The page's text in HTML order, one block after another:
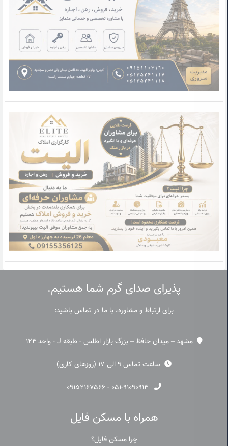
پذیرای صدای گرم شما هستیم.
برای ارتباط و مشاوره، با ما در تماس باشید:
مشهد – میدان حافظ – بزرگ بازار اطلس - طبقه J - واحد 124
ساعت تماس 9 الی 17 (روزهای کاری)
۰۵۱-۹۱۰۹۰۹۱۴ - ۰۹۱۵۲۱۶۷۵۶۶
همراه با مسکن فایل
چرا مسکن فایل؟